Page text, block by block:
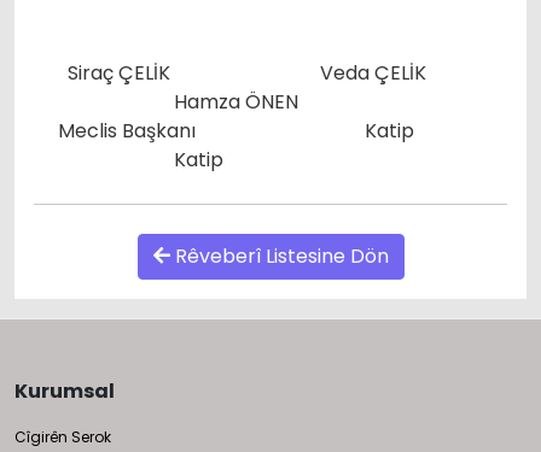
Siraç ÇELİK Veda ÇELİK
Hamza ÖNEN
Meclis Başkanı Katip
Katip
Rêveberî Listesine Dön
Kurumsal
Cîgirên Serok